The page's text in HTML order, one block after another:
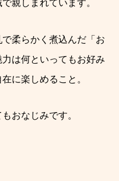
親しまれています。
柔らかく煮込んだ「お
は何といってもお好み
に楽しめること。
おなじみです。